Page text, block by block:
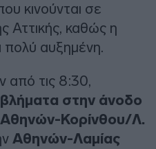
κινούνται σε
Αττικής, καθώς η
πολύ αυξημένη.
από τις 8:30,
στην άνοδο
Αθηνών-Κορίνθου/Λ.
Αθηνών-Λαμίας